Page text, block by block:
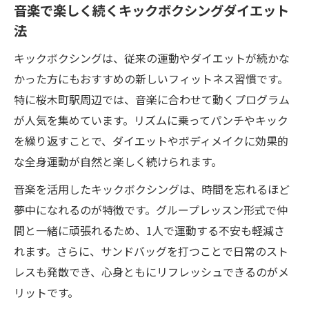
音楽で楽しく続くキックボクシングダイエット
法
キックボクシングは、従来の運動やダイエットが続かな
かった方にもおすすめの新しいフィットネス習慣です。
特に桜木町駅周辺では、音楽に合わせて動くプログラム
が人気を集めています。リズムに乗ってパンチやキック
を繰り返すことで、ダイエットやボディメイクに効果的
な全身運動が自然と楽しく続けられます。
音楽を活用したキックボクシングは、時間を忘れるほど
夢中になれるのが特徴です。グループレッスン形式で仲
間と一緒に頑張れるため、1人で運動する不安も軽減さ
れます。さらに、サンドバッグを打つことで日常のスト
レスも発散でき、心身ともにリフレッシュできるのがメ
リットです。